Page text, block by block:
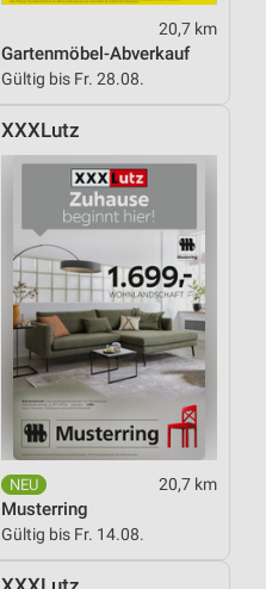
20,7 km
Gartenmöbel-Abverkauf
Gültig bis Fr. 28.08.
XXXLutz
20,7 km
Musterring
Gültig bis Fr. 14.08.